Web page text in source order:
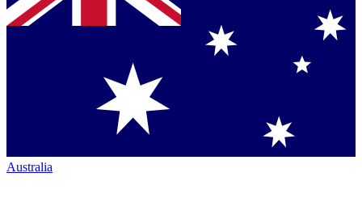
Australia